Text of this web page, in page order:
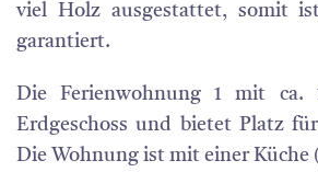
viel Holz ausgestattet, somit
garantiert.
Die Ferienwohnung 1 mit ca.
Erdgeschoss und bietet Platz für
Die Wohnung ist mit einer Küche